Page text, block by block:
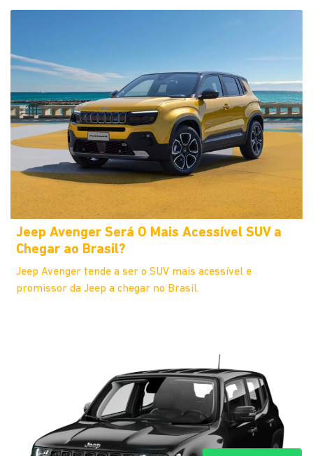
Jeep Avenger Será O Mais Acessível SUV a
Chegar ao Brasil?
Jeep Avenger tende a ser o SUV mais acessível e
promissor da Jeep a chegar no Brasil.